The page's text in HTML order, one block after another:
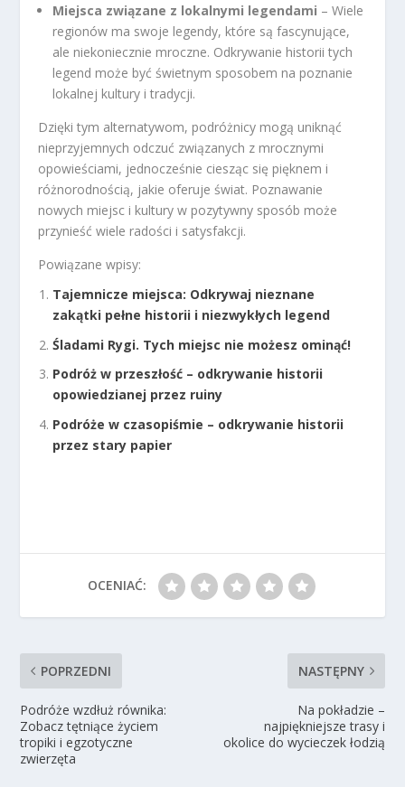
Miejsca związane z lokalnymi legendami – Wiele
regionów ma swoje legendy, które są fascynujące,
ale niekoniecznie mroczne. Odkrywanie historii tych
legend może być świetnym sposobem na poznanie
lokalnej kultury i tradycji.
Dzięki tym alternatywom, podróżnicy mogą uniknąć
nieprzyjemnych odczuć związanych z mrocznymi
opowieściami, jednocześnie ciesząc się pięknem i
różnorodnością, jakie oferuje świat. Poznawanie
nowych miejsc i kultury w pozytywny sposób może
przynieść wiele radości i satysfakcji.
Powiązane wpisy:
Tajemnicze miejsca: Odkrywaj nieznane
zakątki pełne historii i niezwykłych legend
Śladami Rygi. Tych miejsc nie możesz ominąć!
Podróż w przeszłość – odkrywanie historii
opowiedzianej przez ruiny
Podróże w czasopiśmie – odkrywanie historii
przez stary papier
OCENIAĆ:
POPRZEDNI
Podróże wzdłuż równika:
Zobacz tętniące życiem
tropiki i egzotyczne
zwierzęta
NASTĘPNY
Na pokładzie –
najpiękniejsze trasy i
okolice do wycieczek łodzią